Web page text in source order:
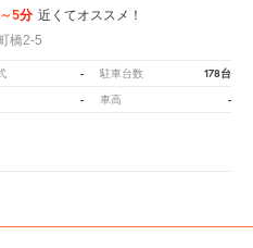
5分 近くてオススメ！
橋2-5
- 駐車台数 178台
- 車高 -